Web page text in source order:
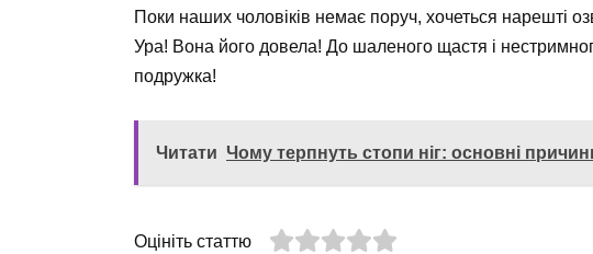
Поки наших чоловіків немає поруч, хочеться нарешті
Ура! Вона його довела! До шаленого щастя і
подружка!
Читати Чому терпнуть стопи ніг: основні
Оцініть статтю